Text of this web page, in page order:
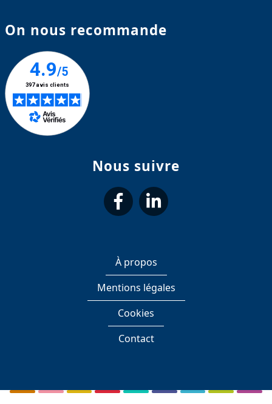
On nous recommande
Nous suivre
suivez-
sur
Facebook
suivez-
sur
LinkedIn
À propos
Mentions légales
Cookies
Contact